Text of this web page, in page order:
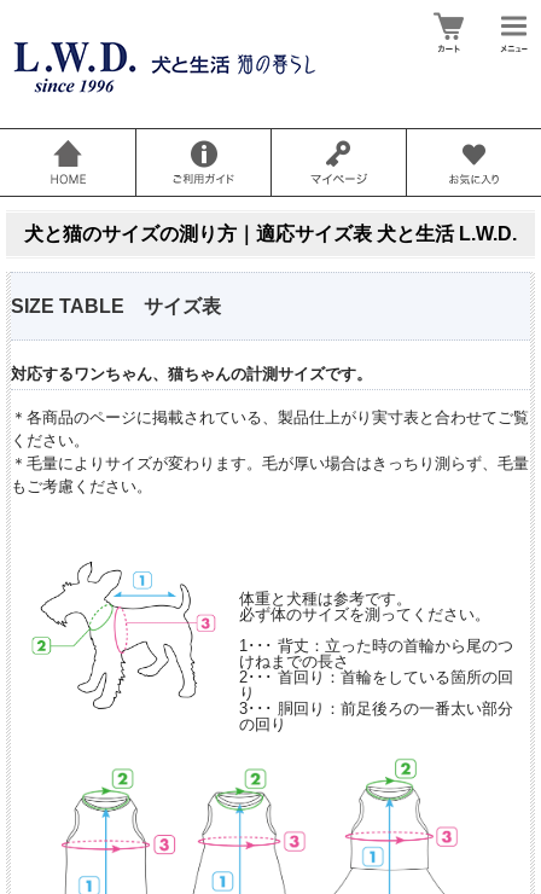
犬と猫のサイズの測り方｜適応サイズ表 犬と生活 L.W.D.
SIZE TABLE サイズ表
対応するワンちゃん、猫ちゃんの計測サイズです。
＊各商品のページに掲載されている、製品仕上がり実寸表と合わせてご覧
ください。
＊毛量によりサイズが変わります。毛が厚い場合はきっちり測らず、毛量
もご考慮ください。
体重と犬種は参考です。
必ず体のサイズを測ってください。
1･･･ 背丈：立った時の首輪から尾のつ
けねまでの長さ
2･･･ 首回り：首輪をしている箇所の回
り
3･･･ 胴回り：前足後ろの一番太い部分
の回り